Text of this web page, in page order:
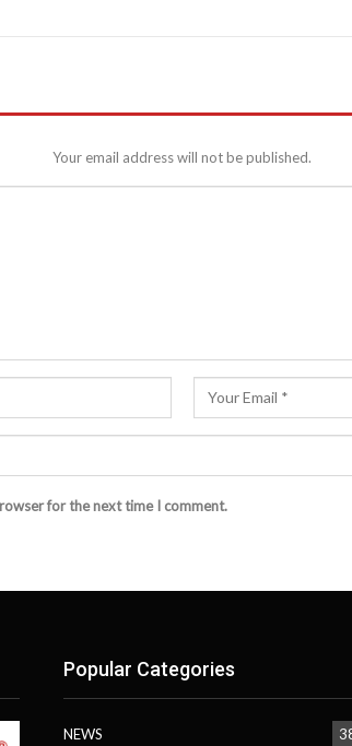
Your email address will not be published.
for the next time I comment.
Popular Categories
NEWS